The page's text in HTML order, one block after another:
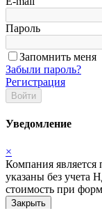
Пароль
Запомнить меня
Забыли пароль?
Регистрация
Войти
Уведомление
×
Компания
указаны без
стоимость при
Закрыть